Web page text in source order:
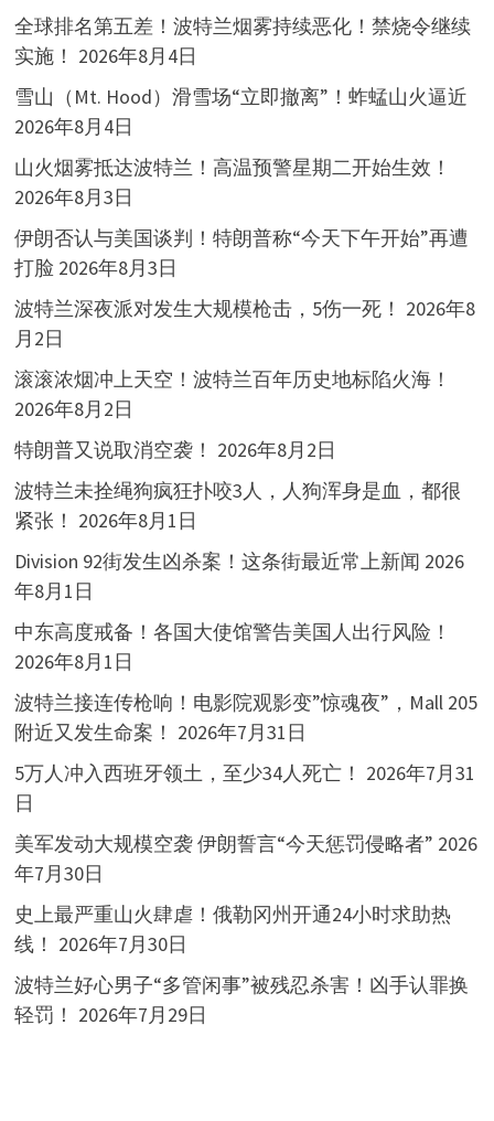
全球排名第五差！波特兰烟雾持续恶化！禁烧令继续
实施！ 2026年8月4日
雪山（Mt. Hood）滑雪场“立即撤离”！蚱蜢山火逼近
2026年8月4日
山火烟雾抵达波特兰！高温预警星期二开始生效！
2026年8月3日
伊朗否认与美国谈判！特朗普称“今天下午开始”再遭
打脸 2026年8月3日
波特兰深夜派对发生大规模枪击，5伤一死！ 2026年8
月2日
滚滚浓烟冲上天空！波特兰百年历史地标陷火海！
2026年8月2日
特朗普又说取消空袭！ 2026年8月2日
波特兰未拴绳狗疯狂扑咬3人，人狗浑身是血，都很
紧张！ 2026年8月1日
Division 92街发生凶杀案！这条街最近常上新闻 2026
年8月1日
中东高度戒备！各国大使馆警告美国人出行风险！
2026年8月1日
波特兰接连传枪响！电影院观影变”惊魂夜”，Mall 205
附近又发生命案！ 2026年7月31日
5万人冲入西班牙领土，至少34人死亡！ 2026年7月31
日
美军发动大规模空袭 伊朗誓言“今天惩罚侵略者” 2026
年7月30日
史上最严重山火肆虐！俄勒冈州开通24小时求助热
线！ 2026年7月30日
波特兰好心男子“多管闲事”被残忍杀害！凶手认罪换
轻罚！ 2026年7月29日